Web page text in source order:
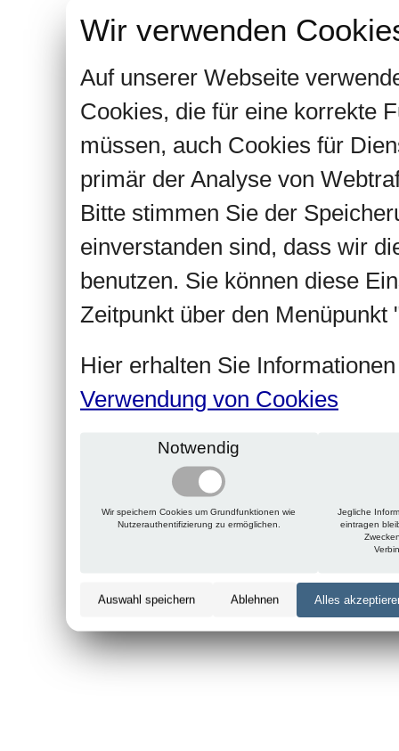
Wir verwenden
Auf unserer Webseite
Cookies, die für eine korrekte
müssen, auch Cookies für
primär der Analyse von
Bitte stimmen Sie der
einverstanden sind, dass wir
benutzen. Sie können diese
Zeitpunkt über den Menüpunkt
Hier erhalten Sie
Verwendung von Cookies
Notwendig
Wir speichern Cookies um Grundfunktionen wie
Nutzerauthentifizierung zu ermöglichen.
Jegliche
eintragen
Auswahl speichern Ablehnen Alles